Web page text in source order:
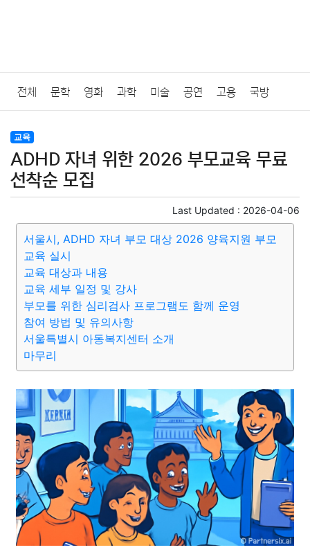
전체 문학 영화 과학 미술 공연 고용 국방
법률
질병 가요 방송 일상 주식 암호화폐 블록체인
미용 증권 인테리어
요리 상품리뷰 원예 금융 게임 스포츠 사진
대출 자동차 취미 여행
종교 사회 정치 건강
부동산
교육
ADHD 자녀 위한 2026 부모교육 무료
선착순 모집
Last Updated : 2026-04-06
서울시, ADHD 자녀 부모 대상 2026 양육지원 부모
교육 실시
교육 대상과 내용
교육 세부 일정 및 강사
부모를 위한 심리검사 프로그램도 함께 운영
참여 방법 및 유의사항
서울특별시 아동복지센터 소개
마무리